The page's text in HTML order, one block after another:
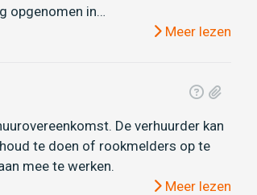
opgenomen in…
Meer lezen
De verhuurder kan
te doen of rookmelders op te
mee te werken.
Meer lezen